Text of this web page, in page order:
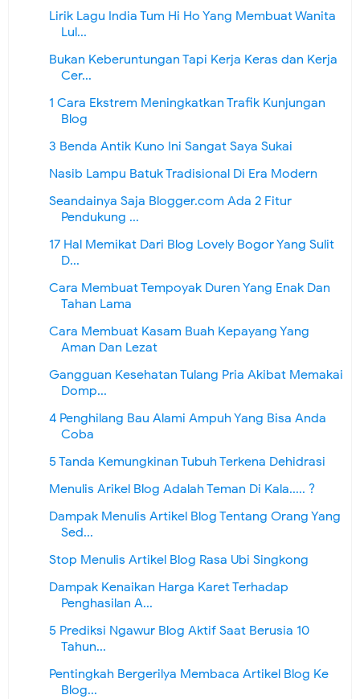
Lirik Lagu India Tum Hi Ho Yang Membuat Wanita
Lul...
Bukan Keberuntungan Tapi Kerja Keras dan Kerja
Cer...
1 Cara Ekstrem Meningkatkan Trafik Kunjungan
Blog
3 Benda Antik Kuno Ini Sangat Saya Sukai
Nasib Lampu Batuk Tradisional Di Era Modern
Seandainya Saja Blogger.com Ada 2 Fitur
Pendukung ...
17 Hal Memikat Dari Blog Lovely Bogor Yang Sulit
D...
Cara Membuat Tempoyak Duren Yang Enak Dan
Tahan Lama
Cara Membuat Kasam Buah Kepayang Yang
Aman Dan Lezat
Gangguan Kesehatan Tulang Pria Akibat Memakai
Domp...
4 Penghilang Bau Alami Ampuh Yang Bisa Anda
Coba
5 Tanda Kemungkinan Tubuh Terkena Dehidrasi
Menulis Arikel Blog Adalah Teman Di Kala..... ?
Dampak Menulis Artikel Blog Tentang Orang Yang
Sed...
Stop Menulis Artikel Blog Rasa Ubi Singkong
Dampak Kenaikan Harga Karet Terhadap
Penghasilan A...
5 Prediksi Ngawur Blog Aktif Saat Berusia 10
Tahun...
Pentingkah Bergerilya Membaca Artikel Blog Ke
Blog...